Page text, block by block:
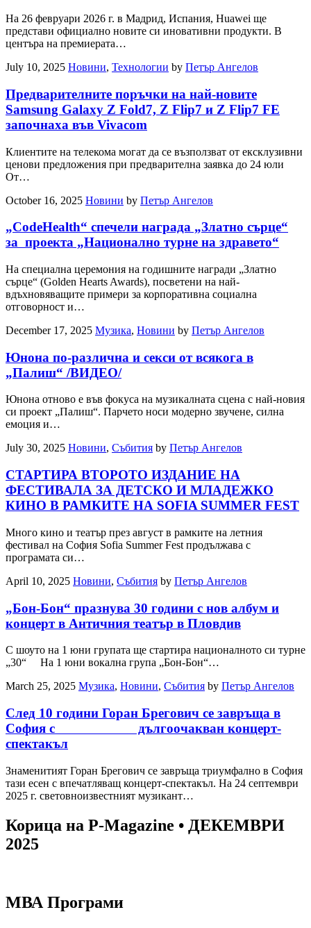
На 26 февруари 2026 г. в Мадрид, Испания, Huawei ще
представи официално новите си иновативни продукти. В
центъра на премиерата…
July 10, 2025 Новини, Технологии by Петър Ангелов
Предварителните поръчки на най-новите
Samsung Galaxy Z Fold7, Z Flip7 и Z Flip7 FE
започнаха във Vivacom
Клиентите на телекома могат да се възползват от ексклузивни
ценови предложения при предварителна заявка до 24 юли
От…
October 16, 2025 Новини by Петър Ангелов
„CodeHealth“ спечели награда „Златно сърце“
за проекта „Национално турне на здравето“
На специална церемония на годишните награди „Златно
сърце“ (Golden Hearts Awards), посветени на най-
вдъхновяващите примери за корпоративна социална
отговорност и…
December 17, 2025 Музика, Новини by Петър Ангелов
Юнона по-различна и секси от всякога в
„Палиш“ /ВИДЕО/
Юнона отново е във фокуса на музикалната сцена с най-новия
си проект „Палиш“. Парчето носи модерно звучене, силна
емоция и…
July 30, 2025 Новини, Събития by Петър Ангелов
СТАРТИРА ВТОРОТО ИЗДАНИЕ НА
ФЕСТИВАЛА ЗА ДЕТСКО И МЛАДЕЖКО
КИНО В РАМКИТЕ НА SOFIA SUMMER FEST
Много кино и театър през август в рамките на летния
фестивал на София Sofia Summer Fest продължава с
програмата си…
April 10, 2025 Новини, Събития by Петър Ангелов
„Бон-Бон“ празнува 30 години с нов албум и
концерт в Античния театър в Пловдив
С шоуто на 1 юни групата ще стартира националното си турне
„30“ На 1 юни вокална група „Бон-Бон“…
March 25, 2025 Музика, Новини, Събития by Петър Ангелов
След 10 години Горан Брегович се завръща в
София с дългоочакван концерт-
спектакъл
Знаменитият Горан Брегович се завръща триумфално в София
тази есен с впечатляващ концерт-спектакъл. На 24 септември
2025 г. световноизвестният музикант…
Корица на P-Magazine • ДЕКЕМВРИ
2025
МВА Програми